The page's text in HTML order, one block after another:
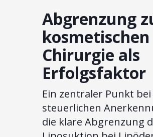
Abgrenzung
kosmetischen
Chirurgie als
Erfolgsfaktor
Ein zentraler Punkt
steuerlichen
die klare Abgrenzung